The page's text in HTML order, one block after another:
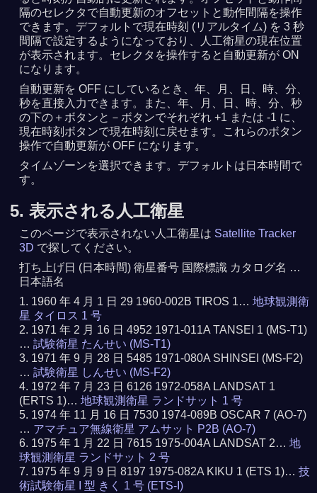
隔のセレクタで自動更新のオフセットと動作間隔を操作
できます。デフォルトで現在時刻 (リアルタイム) を 3 秒
間隔で設定するようになっており、人工衛星の現在位置
が表示されます。セレクタを操作すると自動更新が ON
になります。
自動更新を OFF にしているとき、年、月、日、時、分、
秒を直接入力できます。また、年、月、日、時、分、秒
の下の＋ボタンと－ボタンでそれぞれ +1 または -1 に、
現在時刻ボタンで現在時刻に戻せます。これらのボタン
操作で自動更新が OFF になります。
タイムゾーンを選択できます。デフォルトは日本時間で
す。
5. 表示される人工衛星
このページで表示されない人工衛星は Satellite Tracker
3D で探してください。
打ち上げ日 (日本時間) 衛星番号 国際標識 カタログ名 …
日本語名
1960 年 4 月 1 日 29 1960-002B TIROS 1…地球観測衛
星 タイロス 1 号
1971 年 2 月 16 日 4952 1971-011A TANSEI 1 (MS-T1)
…試験衛星 たんせい (MS-T1)
1971 年 9 月 28 日 5485 1971-080A SHINSEI (MS-F2)
…試験衛星 しんせい (MS-F2)
1972 年 7 月 23 日 6126 1972-058A LANDSAT 1
(ERTS 1)…地球観測衛星 ランドサット 1 号
1974 年 11 月 16 日 7530 1974-089B OSCAR 7 (AO-7)
… アマチュア無線衛星 アムサット P2B (AO-7)
1975 年 1 月 22 日 7615 1975-004A LANDSAT 2…地
球観測衛星 ランドサット 2 号
1975 年 9 月 9 日 8197 1975-082A KIKU 1 (ETS 1)…技
術試験衛星 I 型 きく 1 号 (ETS-I)